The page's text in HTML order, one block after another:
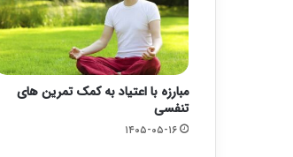
مبارزه با اعتیاد به کمک تمرین های
تنفسی
۱۴۰۵-۰۵-۱۶